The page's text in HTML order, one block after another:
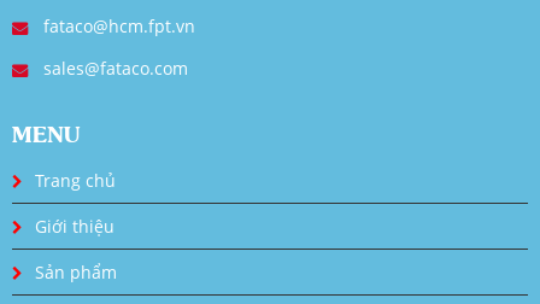
fataco@hcm.fpt.vn
sales@fataco.com
MENU
Trang chủ
Giới thiệu
Sản phẩm